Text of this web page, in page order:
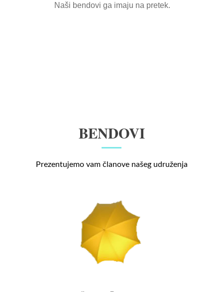
Naši bendovi ga imaju na pretek.
BENDOVI
Prezentujemo vam članove našeg udruženja